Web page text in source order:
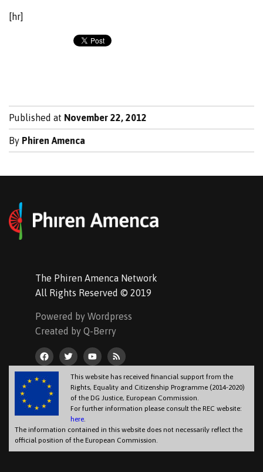
[hr]
Published at November 22, 2012
By Phiren Amenca
The Phiren Amenca Network
All Rights Reserved © 2019
Powered by Wordpress
Created by Q-Berry
This website has received financial support from the
Rights, Equality and Citizenship Programme (2014-2020)
of the DG Justice, European Commission.
For further information please consult the REC website:
here.
The information contained in this website does not necessarily reflect the
official position of the European Commission.